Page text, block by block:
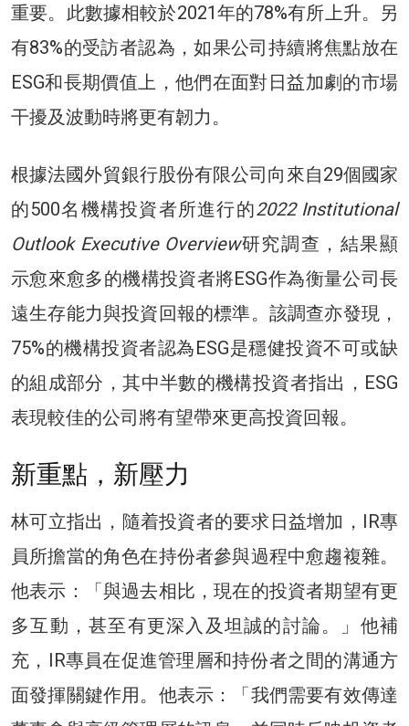
重要。此數據相較於2021年的78%有所上升。另
有83%的受訪者認為，如果公司持續將焦點放在
ESG和長期價值上，他們在面對日益加劇的市場
干擾及波動時將更有韌力。
根據法國外貿銀行股份有限公司向來自29個國家
的500名機構投資者所進行的2022 Institutional
Outlook Executive Overview研究調查，結果顯
示愈來愈多的機構投資者將ESG作為衡量公司長
遠生存能力與投資回報的標準。該調查亦發現，
75%的機構投資者認為ESG是穩健投資不可或缺
的組成部分，其中半數的機構投資者指出，ESG
表現較佳的公司將有望帶來更高投資回報。
新重點，新壓力
林可立指出，隨着投資者的要求日益增加，IR專
員所擔當的角色在持份者參與過程中愈趨複雜。
他表示：「與過去相比，現在的投資者期望有更
多互動，甚至有更深入及坦誠的討論。」他補
充，IR專員在促進管理層和持份者之間的溝通方
面發揮關鍵作用。他表示：「我們需要有效傳達